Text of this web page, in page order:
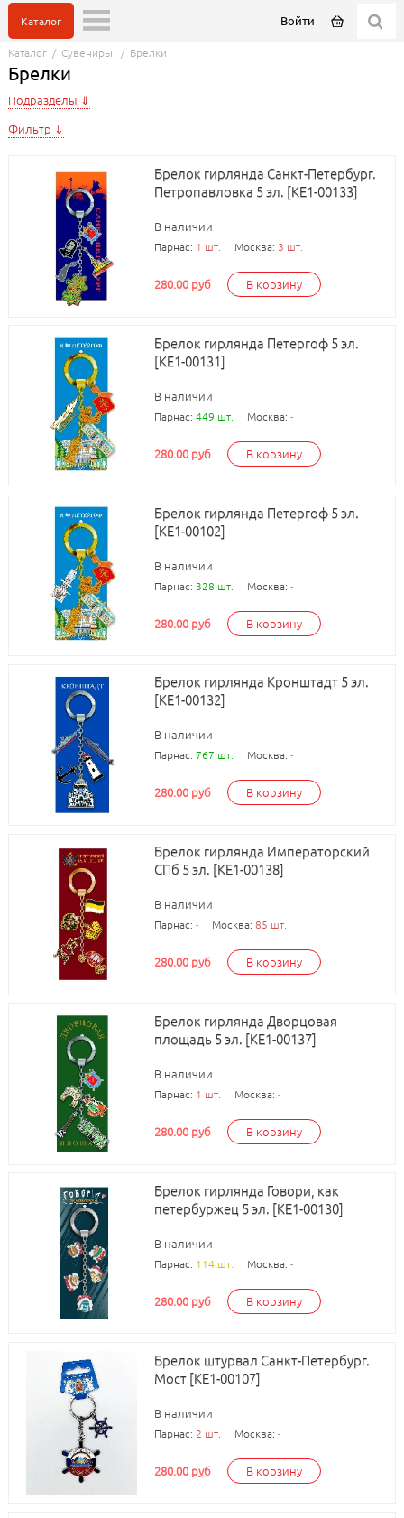
Войти
Каталог
Каталог/ Сувениры / Брелки
Брелки
Подразделы
Фильтр
Брелок гирлянда Санкт-Петербург.
Петропавловка 5 эл. [КЕ1-00133]
В наличии
Парнас: 1 шт. Москва: 3 шт.
280.00 руб В корзину
Брелок гирлянда Петергоф 5 эл.
[КЕ1-00131]
В наличии
Парнас: 449 шт. Москва: -
280.00 руб В корзину
Брелок гирлянда Петергоф 5 эл.
[КЕ1-00102]
В наличии
Парнас: 328 шт. Москва: -
280.00 руб В корзину
Брелок гирлянда Кронштадт 5 эл.
[КЕ1-00132]
В наличии
Парнас: 767 шт. Москва: -
280.00 руб В корзину
Брелок гирлянда Императорский
СПб 5 эл. [КЕ1-00138]
В наличии
Парнас: - Москва: 85 шт.
280.00 руб В корзину
Брелок гирлянда Дворцовая
площадь 5 эл. [КЕ1-00137]
В наличии
Парнас: 1 шт. Москва: -
280.00 руб В корзину
Брелок гирлянда Говори, как
петербуржец 5 эл. [КЕ1-00130]
В наличии
Парнас: 114 шт. Москва: -
280.00 руб В корзину
Брелок штурвал Санкт-Петербург.
Мост [КЕ1-00107]
В наличии
Парнас: 2 шт. Москва: -
280.00 руб В корзину